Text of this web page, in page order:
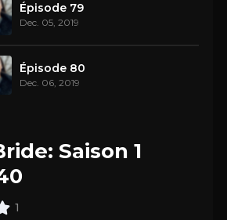
Épisode 79
Dec. 05, 2019
Épisode 80
Dec. 06, 2019
Saison 1
1